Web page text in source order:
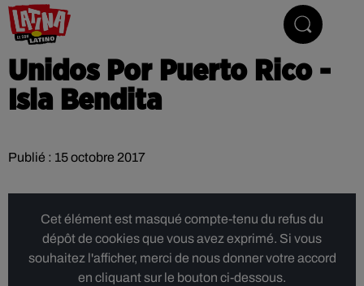
Unidos Por Puerto Rico -
Isla Bendita
Publié : 15 octobre 2017
Cet élément est masqué compte-tenu du refus du
dépôt de cookies que vous avez exprimé. Si vous
souhaitez l'afficher, merci de nous donner votre accord
en cliquant sur le bouton ci-dessous.